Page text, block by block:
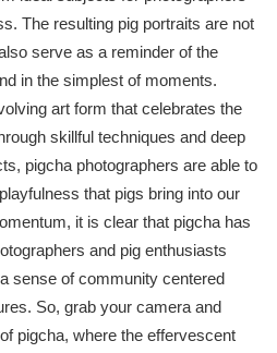
The resulting pig portraits are not
serve as a reminder of the
in the simplest of moments.
art form that celebrates the
skillful techniques and deep
pigcha photographers are able to
that pigs bring into our
it is clear that pigcha has
and pig enthusiasts
sense of community centered
So, grab your camera and
pigcha, where the effervescent